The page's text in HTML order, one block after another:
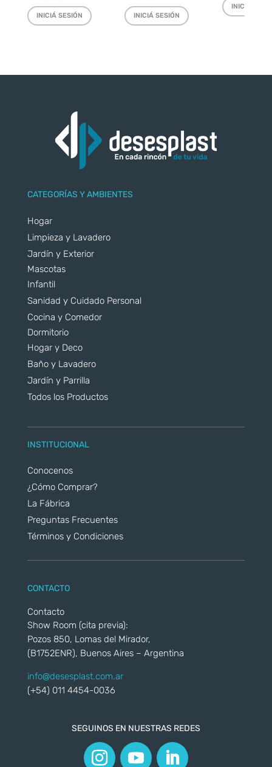
INICIÁ SESIÓN INICIÁ SESIÓN
INICIÁ
CATEGORÍAS Y AMBIENTES
Hogar
Limpieza y Lavadero
Jardín y Exterior
Mascotas
Infantil
Sanidad y Cuidado Personal
Cocina y Comedor
Dormitorio
Hogar y Deco
Baño y Lavadero
Jardín y Parrilla
Todos los Productos
INSTITUCIONAL
Conocenos
¿Cómo Comprar?
La Fábrica
Preguntas Frecuentes
Términos y Condiciones
CONTACTO
Contacto
Show Room (cita previa):
Pozos 850, Lomas del Mirador,
(B1752ENR), Buenos Aires – Argentina
info@desesplast.com.ar
(+54) 011 4454-0036
SEGUINOS EN NUESTRAS REDES